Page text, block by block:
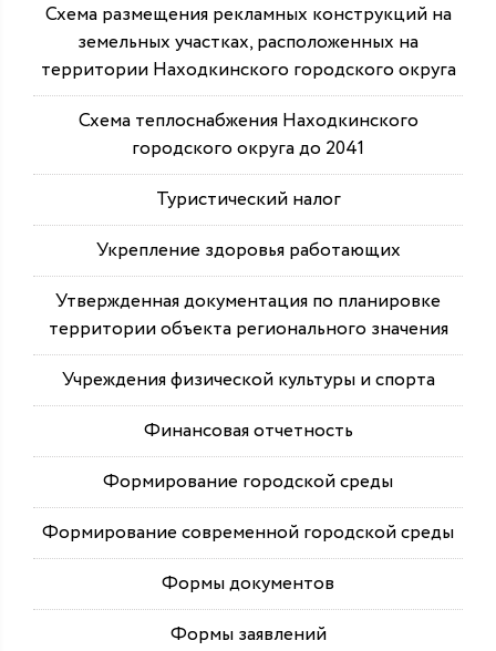
Схема размещения рекламных конструкций на
земельных участках, расположенных на
территории Находкинского городского округа
Схема теплоснабжения Находкинского
городского округа до 2041
Туристический налог
Укрепление здоровья работающих
Утвержденная документация по планировке
территории объекта регионального значения
Учреждения физической культуры и спорта
Финансовая отчетность
Формирование городской среды
Формирование современной городской среды
Формы документов
Формы заявлений